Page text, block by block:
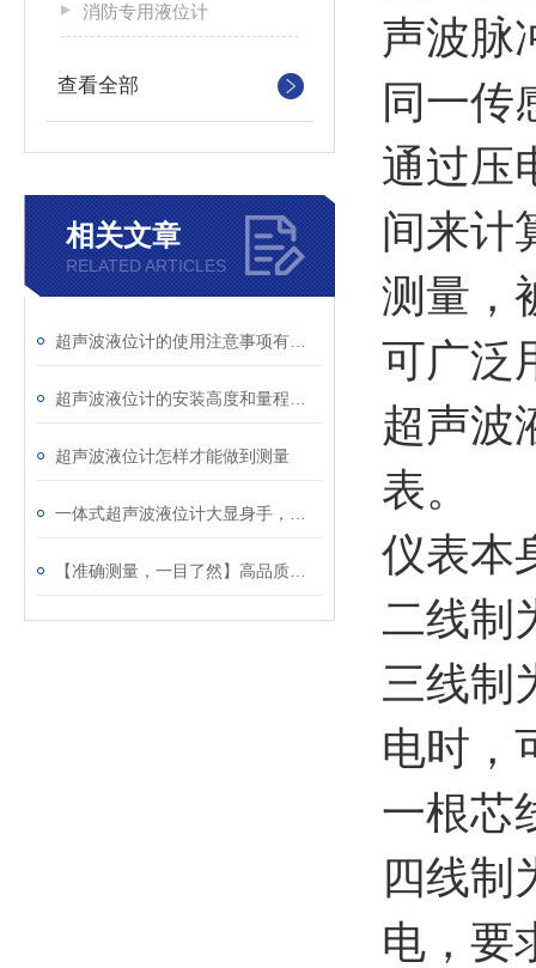
消防专用液位计
查看全部
相关文章
RELATED ARTICLES
超声波液位计怎样才能做到测量
声波脉
同一传
通过压
间来计
测量，
可广泛
超声波
表。
仪表本
二线制
三线制
电时，
一根芯
四线制
电，要